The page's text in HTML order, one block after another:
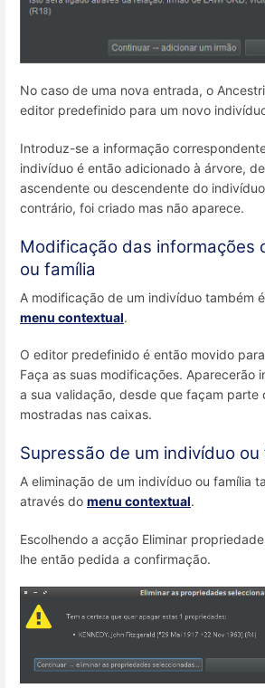
No caso de uma nova entrada, o
editor predefinido para um novo
Introduz-se a informação
indivíduo é então adicionado à árvore,
ascendente ou descendente do
contrário, foi criado mas não aparece.
Modificação das informações
ou família
A modificação de um indivíduo também
menu contextual.
O editor predefinido é então movido
Faça as suas modificações. Aparecerão
a sua validação, desde que façam parte
mostradas nas caixas.
Supressão de um indivíduo ou
A eliminação de um indivíduo ou família
através do menu contextual.
Escolhendo a acção Eliminar
lhe então pedida a confirmação.